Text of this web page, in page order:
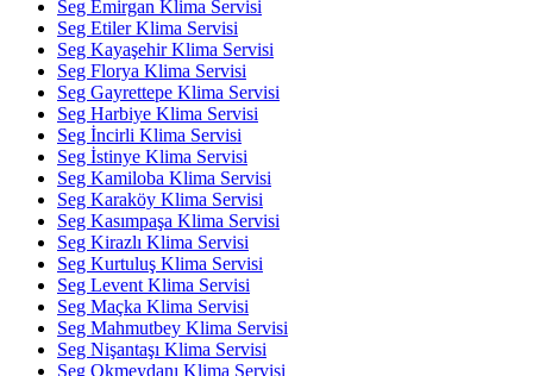
Seg Emirgan Klima Servisi
Seg Etiler Klima Servisi
Seg Kayaşehir Klima Servisi
Seg Florya Klima Servisi
Seg Gayrettepe Klima Servisi
Seg Harbiye Klima Servisi
Seg İncirli Klima Servisi
Seg İstinye Klima Servisi
Seg Kamiloba Klima Servisi
Seg Karaköy Klima Servisi
Seg Kasımpaşa Klima Servisi
Seg Kirazlı Klima Servisi
Seg Kurtuluş Klima Servisi
Seg Levent Klima Servisi
Seg Maçka Klima Servisi
Seg Mahmutbey Klima Servisi
Seg Nişantaşı Klima Servisi
Seg Okmeydanı Klima Servisi